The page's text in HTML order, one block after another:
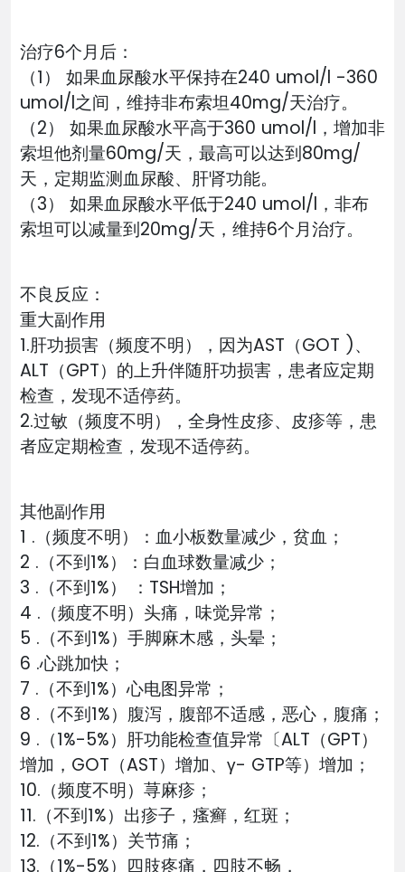
治疗6个月后：
（1） 如果血尿酸水平保持在240 umol/l -360
umol/l之间，维持非布索坦40mg/天治疗。
（2） 如果血尿酸水平高于360 umol/l，增加非
索坦他剂量60mg/天，最高可以达到80mg/
天，定期监测血尿酸、肝肾功能。
（3） 如果血尿酸水平低于240 umol/l，非布
索坦可以减量到20mg/天，维持6个月治疗。
不良反应：
重大副作用
1.肝功损害（频度不明），因为AST（GOT )、
ALT（GPT）的上升伴随肝功损害，患者应定期
检查，发现不适停药。
2.过敏（频度不明），全身性皮疹、皮疹等，患
者应定期检查，发现不适停药。
其他副作用
1 .（频度不明）：血小板数量减少，贫血；
2 .（不到1%）：白血球数量减少；
3 .（不到1%） ：TSH增加；
4 .（频度不明）头痛，味觉异常；
5 .（不到1%）手脚麻木感，头晕；
6 .心跳加快；
7 .（不到1%）心电图异常；
8 .（不到1%）腹泻，腹部不适感，恶心，腹痛；
9 .（1%-5%）肝功能检查值异常〔ALT（GPT）
增加，GOT（AST）增加、γ- GTP等）增加；
10.（频度不明）荨麻疹；
11.（不到1%）出疹子，瘙癣，红斑；
12.（不到1%）关节痛；
13.（1%-5%）四肢疼痛，四肢不畅，